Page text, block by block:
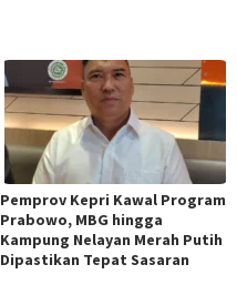
Pemprov Kepri Kawal Program
Prabowo, MBG hingga
Kampung Nelayan Merah Putih
Dipastikan Tepat Sasaran